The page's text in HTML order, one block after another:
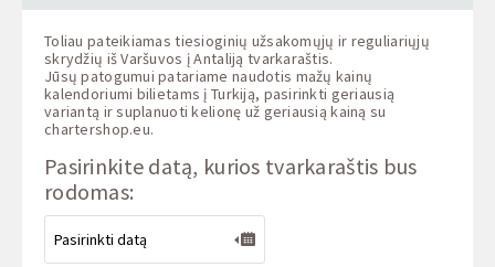
Toliau pateikiamas tiesioginių užsakomųjų ir reguliariųjų
skrydžių iš Varšuvos į Antaliją tvarkaraštis.
Jūsų patogumui patariame naudotis mažų kainų
kalendoriumi bilietams į Turkiją, pasirinkti geriausią
variantą ir suplanuoti kelionę už geriausią kainą su
chartershop.eu.
Pasirinkite datą, kurios tvarkaraštis bus
rodomas: